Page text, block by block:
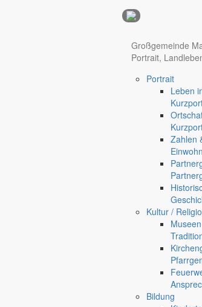
Großgemeinde
Portrait,
Portrait
Leben
Zahlen
Kultur /
Museen
Bildung